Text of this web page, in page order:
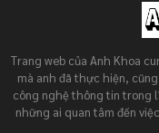
Trang web của Anh Khoa
mà anh đã thực hiện,
công nghệ thông tin trong
những ai quan tâm đến